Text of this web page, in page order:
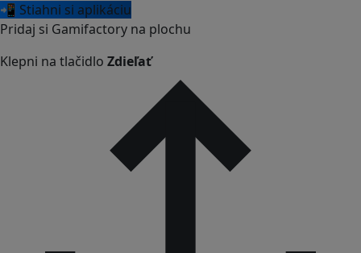
📲 Stiahni si aplikáciu
Pridaj si Gamifactory na plochu
Klepni na tlačidlo Zdieľať